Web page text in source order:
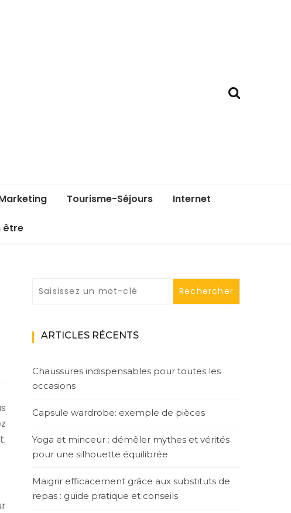
Tourisme-Séjours Internet
être
ARTICLES RÉCENTS
Chaussures indispensables pour toutes les
occasions
Capsule wardrobe: exemple de pièces
Yoga et minceur : démêler mythes et vérités
pour une silhouette équilibrée
Maigrir efficacement grâce aux substituts de
repas : guide pratique et conseils